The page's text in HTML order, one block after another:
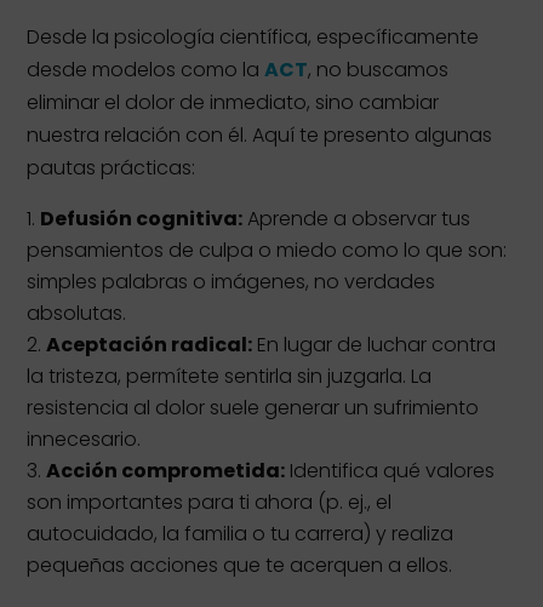
Desde la psicología científica, específicamente
desde modelos como laACT, no buscamos
eliminar el dolor de inmediato, sino cambiar
nuestra relación con él. Aquí te presento algunas
pautas prácticas:
Defusión cognitiva: Aprende a observar tus
pensamientos de culpa o miedo como lo que son:
simples palabras o imágenes, no verdades
absolutas.
Aceptación radical: En lugar de luchar contra
la tristeza, permítete sentirla sin juzgarla. La
resistencia al dolor suele generar un sufrimiento
innecesario.
Acción comprometida: Identifica qué valores
son importantes para ti ahora (p. ej., el
autocuidado, la familia o tu carrera) y realiza
pequeñas acciones que te acerquen a ellos.